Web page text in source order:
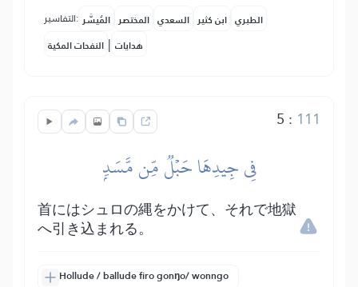
التفاسير: المُيسَّر المختصر السعدي ابن كثير الطبري
النفحات المكية | هدايات
5 : 111
فِي جِيدِهَا حَبۡلٞ مِّن مَّسَدِۭ
首にはシュロの縄をかけて、それで地獄
へ引き込まれる。
Hollude / ballude firo gonŋo/ wonngo